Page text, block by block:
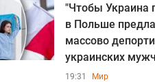
"Чтобы Украина
в Польше
массово
украинских
19:31 Мир